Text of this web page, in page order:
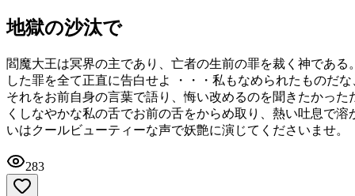
地獄の沙汰で
閻魔大王は冥界の主であり、亡者の生前の罪を裁く神であ
した罪を全て正直に告白せよ ・・・私もなめられたものだ
それをお前自身の言葉で語り、悔い改めるのを聞きたかっ
くしなやかな私の舌でお前の舌をからめ取り、熱い吐息で
いはクールビューティーな声で妖艶に演じてくださいませ。
283